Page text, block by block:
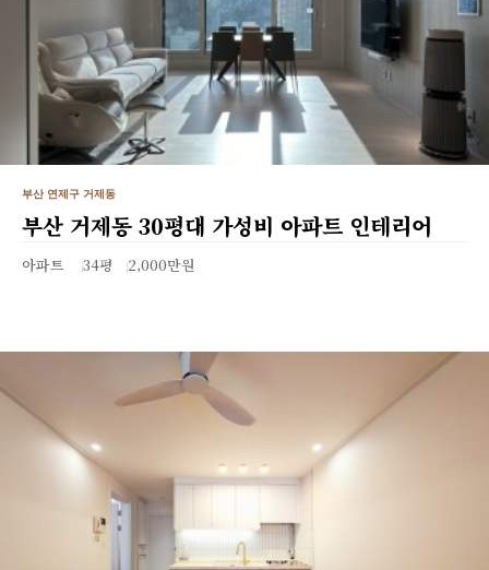
부산 연제구 거제동
부산 거제동 30평대 가성비 아파트 인테리어
아파트 34평 2,000만원